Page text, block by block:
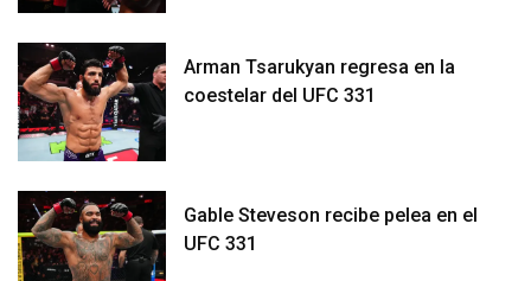
Arman Tsarukyan regresa en la
coestelar del UFC 331
Gable Steveson recibe pelea en el
UFC 331